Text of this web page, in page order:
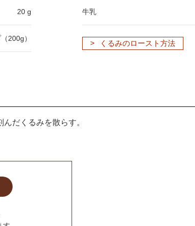
20 g
200g）
牛乳
くるみのロースト方法
だくるみを散らす。